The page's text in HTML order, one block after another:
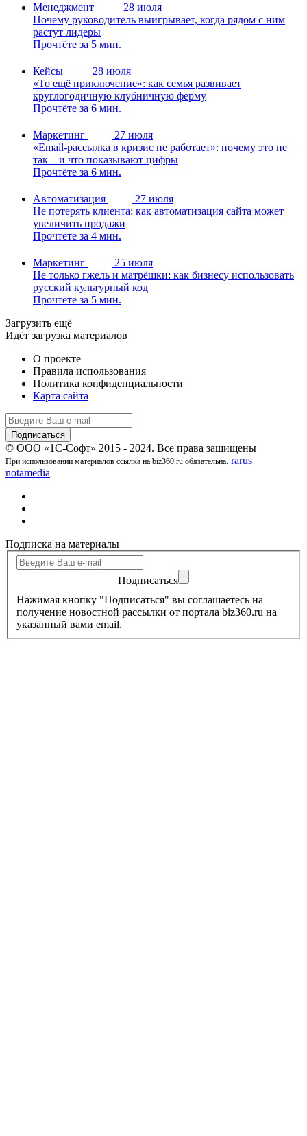
Менеджмент
28 июля
Почему руководитель выигрывает, когда рядом с ним
растут лидеры
Прочтёте за 5 мин.
Кейсы
28 июля
«То ещё приключение»: как семья развивает
круглогодичную клубничную ферму
Прочтёте за 6 мин.
Маркетинг
27 июля
«Email-рассылка в кризис не работает»: почему это не
так – и что показывают цифры
Прочтёте за 6 мин.
Автоматизация
27 июля
Не потерять клиента: как автоматизация сайта может
увеличить продажи
Прочтёте за 4 мин.
Маркетинг
25 июля
Не только гжель и матрёшки: как бизнесу использовать
русский культурный код
Прочтёте за 5 мин.
Загрузить ещё
Идёт загрузка материалов
О проекте
Правила использования
Политика конфиденциальности
Карта сайта
© ООО «1С-Софт» 2015 - 2024. Все права защищены
При использовании материалов ссылка на biz360.ru обязательна. rarus
notamedia
Подписка на материалы
Подписаться
Нажимая кнопку "Подписаться" вы соглашаетесь на
получение новостной рассылки от портала biz360.ru на
указанный вами email.